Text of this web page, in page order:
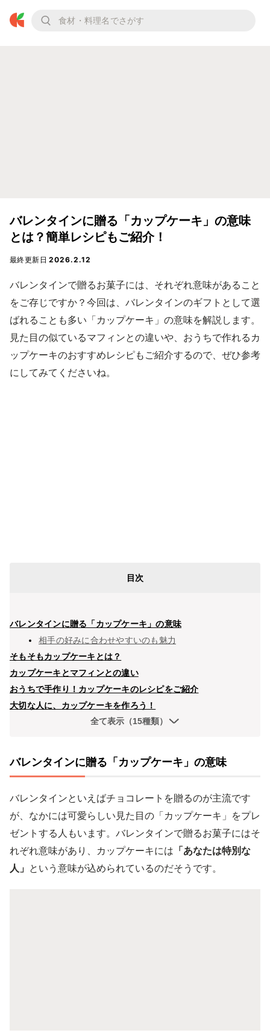
バレンタインに贈る「カップケーキ」の意味
とは？簡単レシピもご紹介！
最終更新日2026.2.12
バレンタインで贈るお菓子には、それぞれ意味があること
をご存じですか？今回は、バレンタインのギフトとして選
ばれることも多い「カップケーキ」の意味を解説します。
見た目の似ているマフィンとの違いや、おうちで作れるカ
ップケーキのおすすめレシピもご紹介するので、ぜひ参考
にしてみてくださいね。
目次
バレンタインに贈る「カップケーキ」の意味
相手の好みに合わせやすいのも魅力
そもそもカップケーキとは？
カップケーキとマフィンとの違い
おうちで手作り！カップケーキのレシピをご紹介
大切な人に、カップケーキを作ろう！
全て表示（15種類）
バレンタインに贈る「カップケーキ」の意味
バレンタインといえばチョコレートを贈るのが主流です
が、なかには可愛らしい見た目の「カップケーキ」をプレ
ゼントする人もいます。バレンタインで贈るお菓子にはそ
れぞれ意味があり、カップケーキには 「あなたは特別な
人」 という意味が込められているのだそうです。